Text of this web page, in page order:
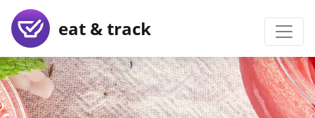
eat & track